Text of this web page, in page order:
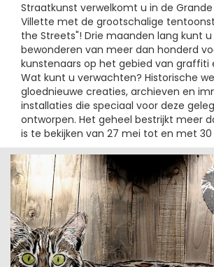
Straatkunst verwelkomt u in de Grande
Villette met de grootschalige
the Streets"! Drie maanden lang kunt
bewonderen van meer dan honderd
kunstenaars op het gebied van graffiti
Wat kunt u verwachten? Historische
gloednieuwe creaties, archieven en
installaties die speciaal voor deze
ontworpen. Het geheel bestrijkt meer
is te bekijken van 27 mei tot en met 30